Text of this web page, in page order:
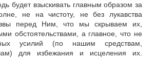
будет взыскивать главным образом за
не на чистоту, не без лукавства
перед Ним, что мы скрываем их,
обстоятельствами, а главное, что не
усилий (по нашим средствам,
для избежания и исцеления их.